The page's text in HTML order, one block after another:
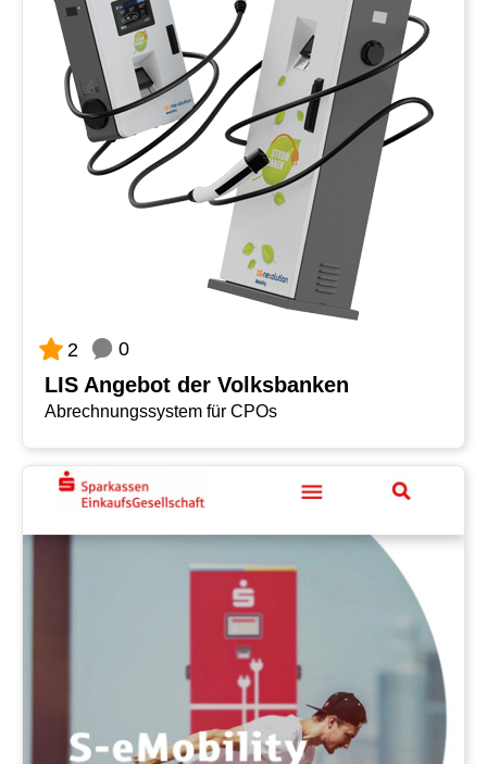
2 0
LIS Angebot der Volksbanken
Abrechnungssystem für CPOs